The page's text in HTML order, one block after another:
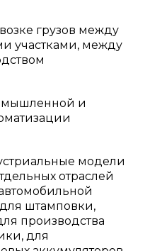
грузов между
участками, между
и
модели
отраслей
штамповки,
производства
для